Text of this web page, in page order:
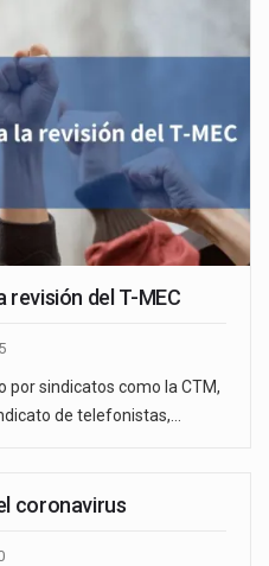
revisión del T-MEC
por sindicatos como la CTM,
de telefonistas,…
coronavirus